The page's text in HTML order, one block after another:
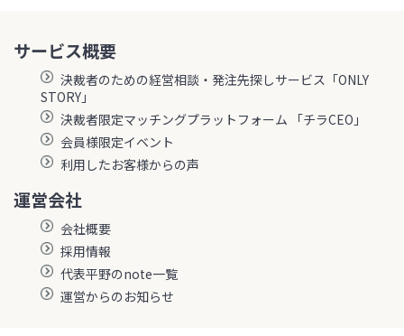
サービス概要
決裁者のための経営相談・発注先探しサービス「ONLY
STORY」
決裁者限定マッチングプラットフォーム 「チラCEO」
会員様限定イベント
利用したお客様からの声
運営会社
会社概要
採用情報
代表平野のnote一覧
運営からのお知らせ